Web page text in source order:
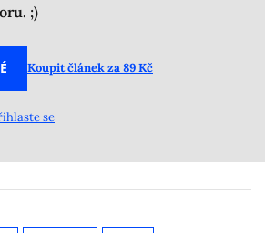
;)
Koupit článek za 89 Kč
se